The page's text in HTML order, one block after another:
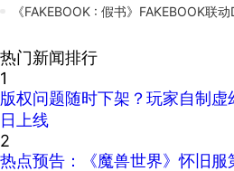
《FAKEBOOK : 假书》FAKEBOOK联
热门新闻排行
1
版权问题随时下架？玩家自制
日上线
2
热点预告：《魔兽世界》怀旧服